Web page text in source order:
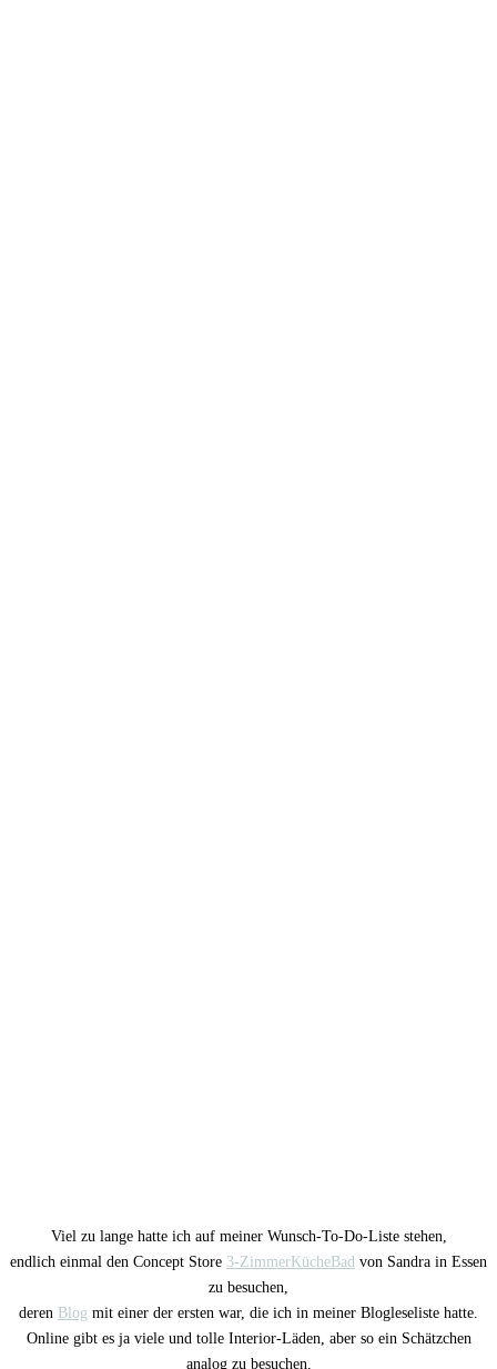
Viel zu lange hatte ich auf meiner Wunsch-To-Do-Liste stehen,
endlich einmal den Concept Store 3-ZimmerKücheBad von Sandra in Essen
zu besuchen,
deren Blog mit einer der ersten war, die ich in meiner Blogleseliste hatte.
Online gibt es ja viele und tolle Interior-Läden, aber so ein Schätzchen
analog zu besuchen,